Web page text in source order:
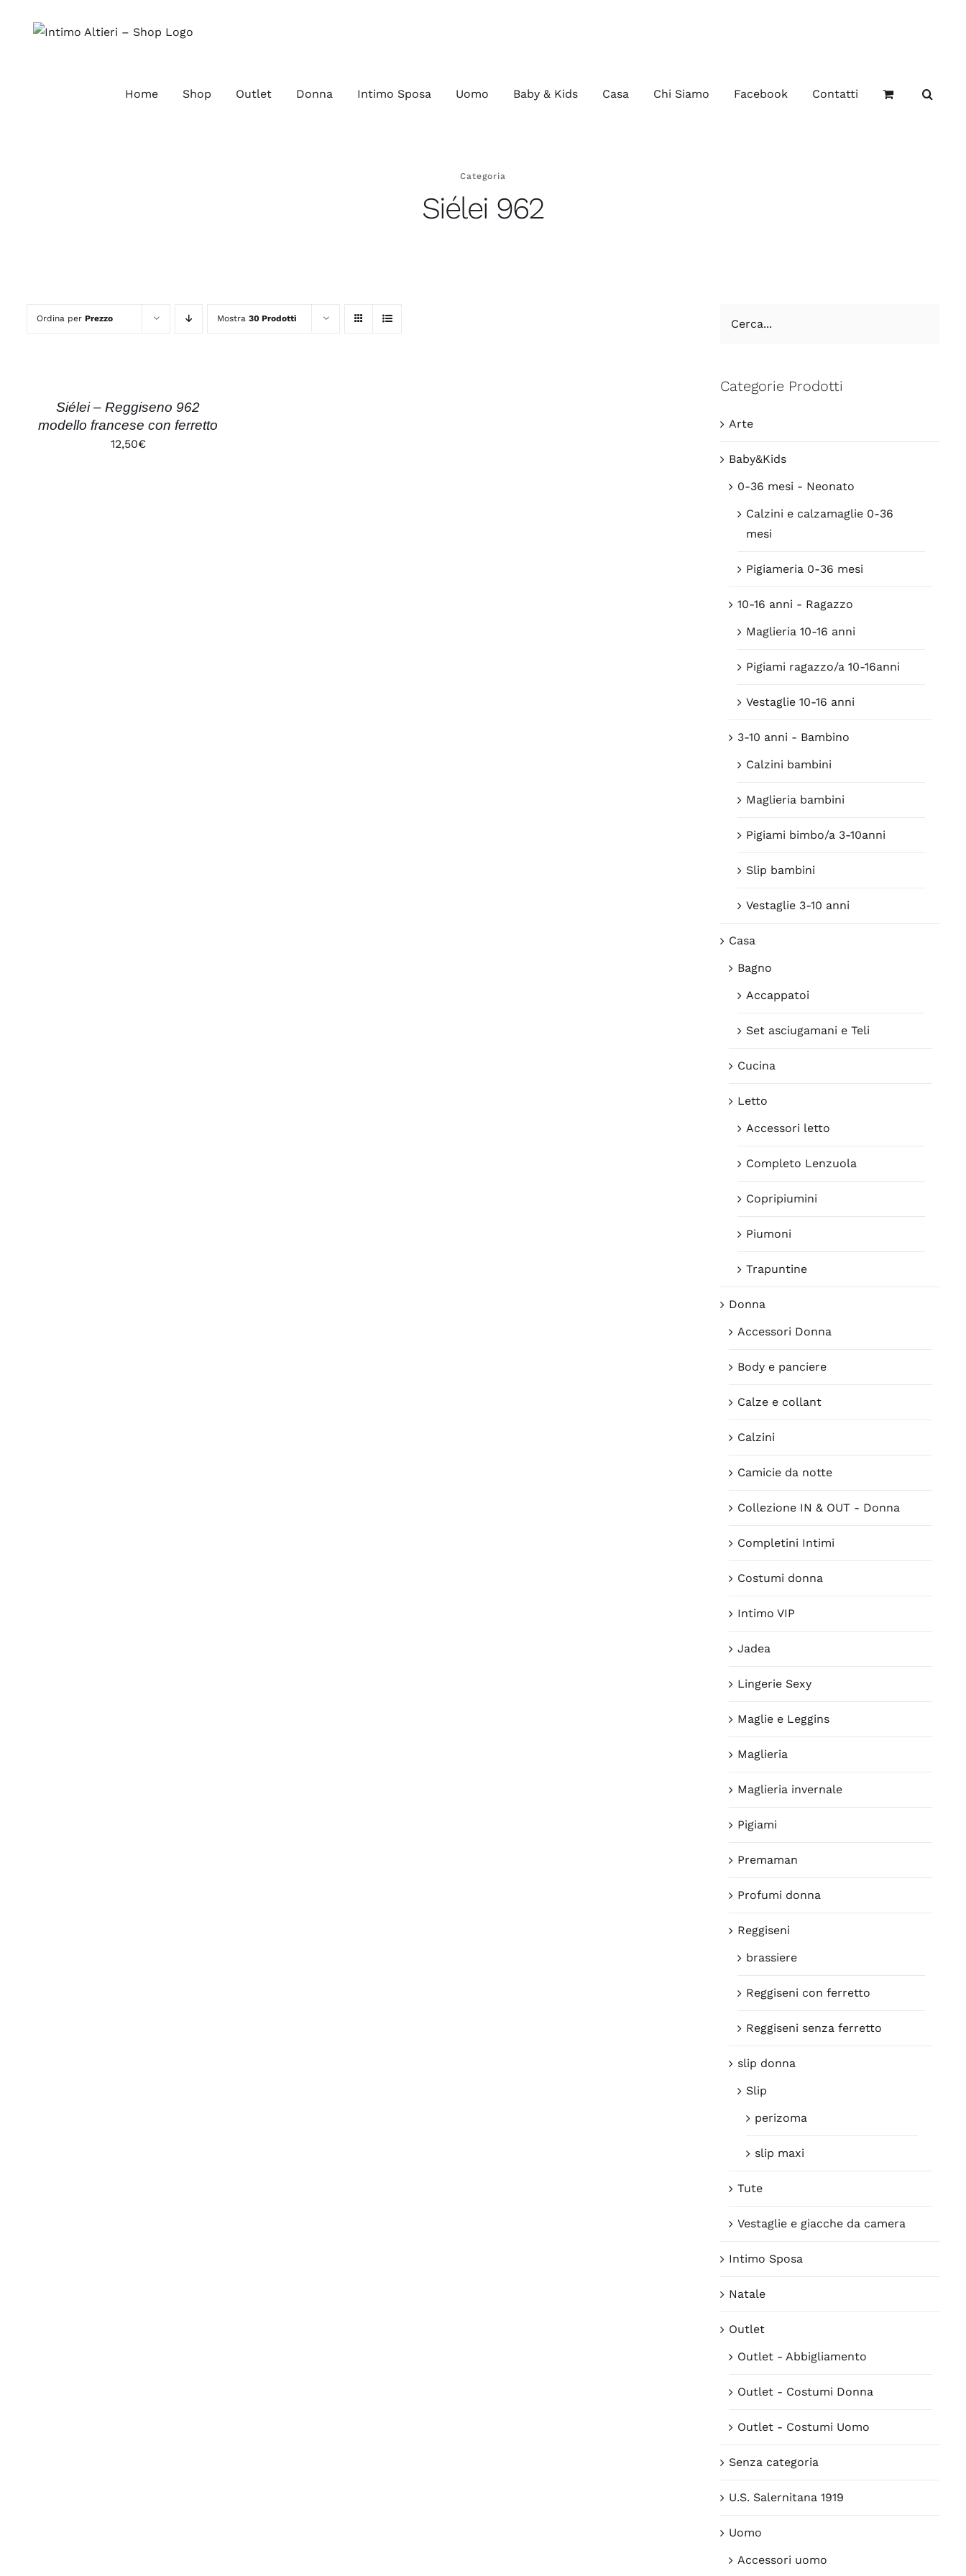
Home Shop Outlet Donna Intimo Sposa Uomo Baby & Kids Casa Chi Siamo Facebook Contatti
Categoria
Siélei 962
Ordina per Prezzo Mostra 30 Prodotti
VARIANTI.
Siélei – Reggiseno 962
modello francese con ferretto
12,50€
Categorie Prodotti
Arte
Baby&Kids
0-36 mesi - Neonato
Calzini e calzamaglie 0-36
mesi
Pigiameria 0-36 mesi
10-16 anni - Ragazzo
Maglieria 10-16 anni
Pigiami ragazzo/a 10-16anni
Vestaglie 10-16 anni
3-10 anni - Bambino
Calzini bambini
Maglieria bambini
Pigiami bimbo/a 3-10anni
Slip bambini
Vestaglie 3-10 anni
Casa
Bagno
Accappatoi
Set asciugamani e Teli
Cucina
Letto
Accessori letto
Completo Lenzuola
Copripiumini
Piumoni
Trapuntine
Donna
Accessori Donna
Body e panciere
Calze e collant
Calzini
Camicie da notte
Collezione IN & OUT - Donna
Completini Intimi
Costumi donna
Intimo VIP
Jadea
Lingerie Sexy
Maglie e Leggins
Maglieria
Maglieria invernale
Pigiami
Premaman
Profumi donna
Reggiseni
brassiere
Reggiseni con ferretto
Reggiseni senza ferretto
slip donna
Slip
perizoma
slip maxi
Tute
Vestaglie e giacche da camera
Intimo Sposa
Natale
Outlet
Outlet - Abbigliamento
Outlet - Costumi Donna
Outlet - Costumi Uomo
Senza categoria
U.S. Salernitana 1919
Uomo
Accessori uomo